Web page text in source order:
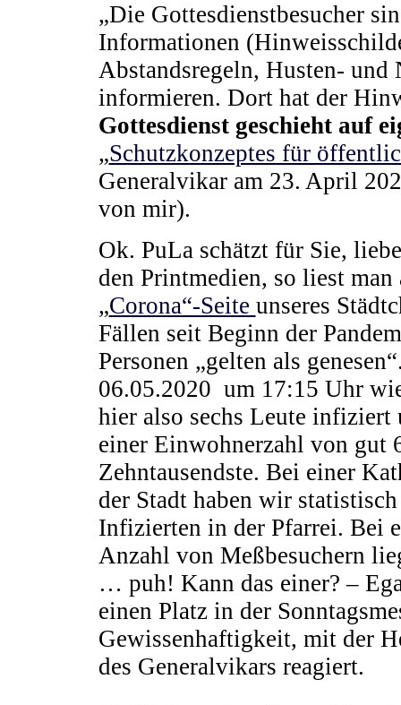
„Die Gottesdienstbesucher
Informationen
Abstandsregeln, Husten-
informieren. Dort hat der
Gottesdienst geschieht auf
„Schutzkonzeptes für
Generalvikar am 23. April
von mir).
Ok. PuLa schätzt für Sie,
den Printmedien, so liest
„Corona“-Seite unseres
Fällen seit Beginn der
Personen „gelten als
06.05.2020 um 17:15 Uhr
hier also sechs Leute infiziert
einer Einwohnerzahl von gut
Zehntausendste. Bei einer
der Stadt haben wir
Infizierten in der Pfarrei. Bei
Anzahl von Meßbesuchern
… puh! Kann das einer? –
einen Platz in der
Gewissenhaftigkeit, mit der
des Generalvikars reagiert.